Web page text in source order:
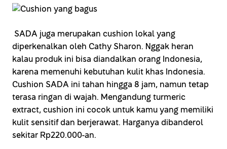
SADA juga merupakan cushion lokal yang
diperkenalkan oleh Cathy Sharon. Nggak heran
kalau produk ini bisa diandalkan orang Indonesia,
karena memenuhi kebutuhan kulit khas Indonesia.
Cushion SADA ini tahan hingga 8 jam, namun tetap
terasa ringan di wajah. Mengandung turmeric
extract, cushion ini cocok untuk kamu yang memiliki
kulit sensitif dan berjerawat. Harganya dibanderol
sekitar Rp220.000-an.